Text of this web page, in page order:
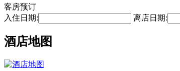
客房预订
入住日期:
离店日期:
酒店地图